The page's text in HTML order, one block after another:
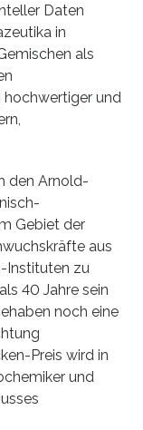
Daten
in
als
hochwertiger und
den Arnold-
Gebiet der
aus
Instituten zu
40 Jahre sein
noch eine
Preis wird in
und